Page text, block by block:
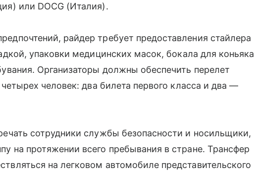
или DOCG (Италия).
райдер требует предоставления стайлера
упаковки медицинских масок, бокала для коньяка
Организаторы должны обеспечить перелет
человек: два билета первого класса и два —
сотрудники службы безопасности и носильщики,
на протяжении всего пребывания в стране. Трансфер
на легковом автомобиле представительского